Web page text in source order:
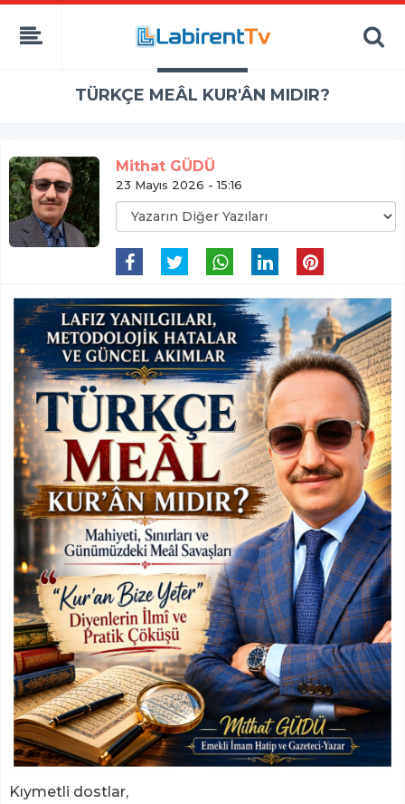
TÜRKÇE MEÂL KUR'ÂN MIDIR?
Mithat GÜDÜ
23 Mayıs 2026 - 15:16
Kıymetli dostlar,